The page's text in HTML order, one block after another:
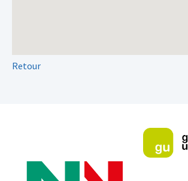
Retour